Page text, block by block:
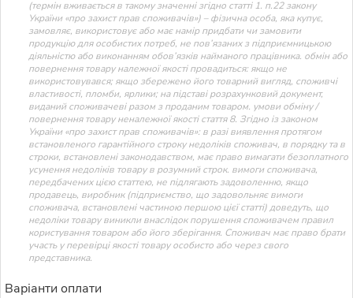
(термін вживається в такому значенні згідно статті 1. п.22 закону
України «про захист прав споживачів») – фізична особа, яка купує,
замовляє, використовує або має намір придбати чи замовити
продукцію для особистих потреб, не пов’язаних з підприємницькою
діяльністю або виконанням обов’язків найманого працівника. обмін або
повернення товару належної якості провадиться: якщо не
використовувався; якщо збережено його товарний вигляд, споживчі
властивості, пломби, ярлики; на підставі розрахунковий документ,
виданий споживачеві разом з проданим товаром. умови обміну /
повернення товару неналежної якості стаття 8. Згідно із законом
України «про захист прав споживачів»: в разі виявлення протягом
встановленого гарантійного строку недоліків споживач, в порядку та в
строки, встановлені законодавством, має право вимагати безоплатного
усунення недоліків товару в розумний строк. вимоги споживача,
передбачених цією статтею, не підлягають задоволенню, якщо
продавець, виробник (підприємство, що задовольняє вимоги
споживача, встановлені частиною першою цієї статті) доведуть, що
недоліки товару виникли внаслідок порушення споживачем правил
користування товаром або його зберігання. Споживач має право брати
участь у перевірці якості товару особисто або через свого
представника.
Варіанти оплати